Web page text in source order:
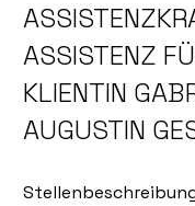
ASSISTENZ
KLIENTIN
AUGUSTIN